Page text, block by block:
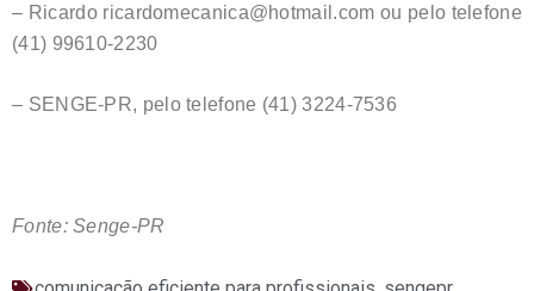
– Ricardo ricardomecanica@hotmail.com ou pelo telefone
(41) 99610-2230
– SENGE-PR, pelo telefone (41) 3224-7536
Fonte: Senge-PR